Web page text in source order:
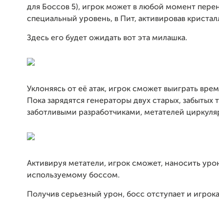
для Боссов 5), игрок может в любой момент
специальный уровень, в Пит, активировав
Здесь его будет ожидать вот эта милашка.
Уклоняясь от её атак, игрок сможет выиграть
Пока зарядятся генераторы двух старых, забытых
заботливыми разработчиками, метателей
Активируя метатели, игрок сможет, наносить
используемому боссом.
Получив серьезный урон, босс отступает и